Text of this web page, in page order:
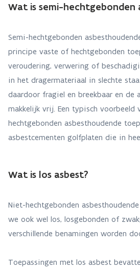
Wat is semi-hechtgebonden
Semi-hechtgebonden
principe vaste of hechtgebonden
veroudering, verwering of
in het dragermateriaal in slechte
daardoor fragiel en breekbaar en de
makkelijk vrij. Een typisch voorbeeld
hechtgebonden asbesthoudende
asbestcementen golfplaten die in
Wat is los asbest?
Niet-hechtgebonden
we ook wel los, losgebonden of
verschillende benamingen worden
Toepassingen met los asbest